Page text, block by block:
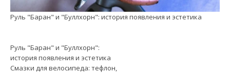
Руль "Баран" и "Буллхорн": история появления и эстетика
Руль "Баран" и "Буллхорн":
история появления и эстетика
Смазки для велосипеда: тефлон,